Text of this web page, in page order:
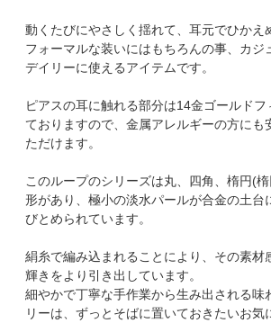
動くたびにやさしく揺れて、耳元でひかえ
フォーマルな装いにはもちろんの事、カジ
デイリーに使えるアイテムです。
ピアスの耳に触れる部分は14金ゴールド
ておりますので、金属アレルギーの方にも
ただけます。
このループのシリーズは丸、四角、楕円(
形があり、極小の淡水パールが合金の土台
びとめられています。
絹糸で編み込まれることにより、その素材
輝きをより引き出しています。
細やかで丁寧な手作業から生み出される味
リーは、ずっとそばに置いておきたいお気